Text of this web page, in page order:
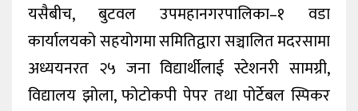
यसैबीच, बुटवल उपमहानगरपालिका–१ वडा
कार्यालयको सहयोगमा समितिद्वारा सञ्चालित मदरसामा
अध्ययनरत २५ जना विद्यार्थीलाई स्टेशनरी सामग्री,
विद्यालय झोला, फोटोकपी पेपर तथा पोर्टेबल स्पिकर